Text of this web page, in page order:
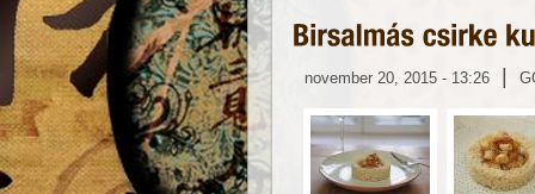
november 20, 2015 - 13:26 |